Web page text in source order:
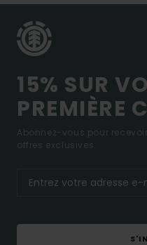
15% SUR
PREMIÈRE
Abonnez-vous pour
offres exclusives.